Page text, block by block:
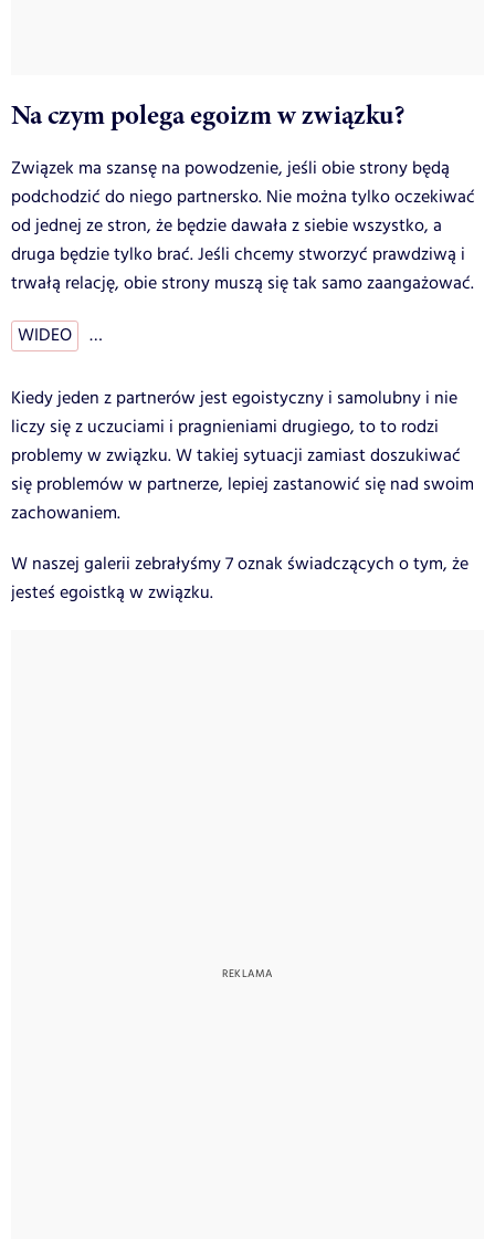
Na czym polega egoizm w związku?
Związek ma szansę na powodzenie, jeśli obie strony będą
podchodzić do niego partnersko. Nie można tylko oczekiwać
od jednej ze stron, że będzie dawała z siebie wszystko, a
druga będzie tylko brać. Jeśli chcemy stworzyć prawdziwą i
trwałą relację, obie strony muszą się tak samo zaangażować.
WIDEO …
Kiedy jeden z partnerów jest egoistyczny i samolubny i nie
liczy się z uczuciami i pragnieniami drugiego, to to rodzi
problemy w związku. W takiej sytuacji zamiast doszukiwać
się problemów w partnerze, lepiej zastanowić się nad swoim
zachowaniem.
W naszej galerii zebrałyśmy 7 oznak świadczących o tym, że
jesteś egoistką w związku.